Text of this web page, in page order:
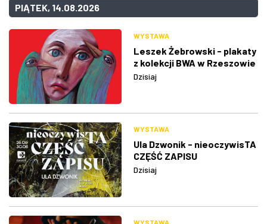
PIĄTEK, 14.08.2026
WYSTAWA
Leszek Żebrowski - plakaty
z kolekcji BWA w Rzeszowie
Dzisiaj
WYSTAWA
Ula Dzwonik - nieoczywisTA
CZĘŚĆ ZAPISU
Dzisiaj